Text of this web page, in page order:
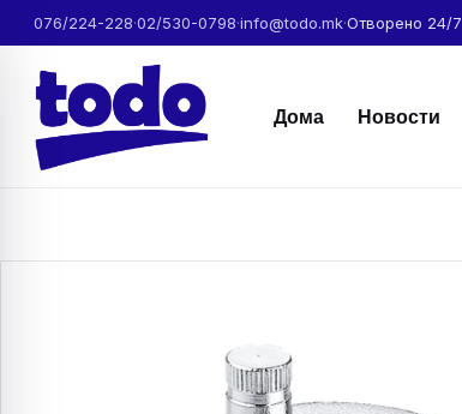
076/224-228·02/530-0798·info@todo.mk·Отворено 24/7
Дома Новости